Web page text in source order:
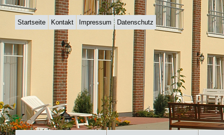
Startseite Kontakt Impressum Datenschutz